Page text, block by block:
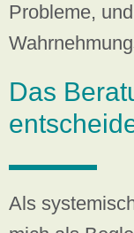
Probleme,
Das
Als